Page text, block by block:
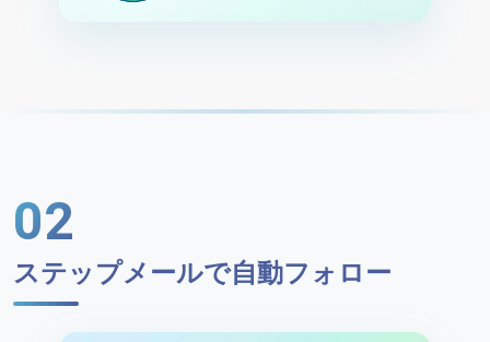
02
ステップメールで自動フォロー